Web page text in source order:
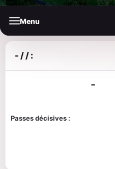
Menu
- / / :
Passes décisives :
-